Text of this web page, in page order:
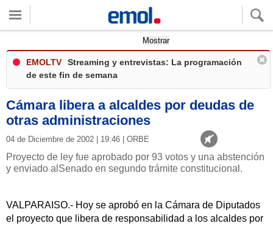
Mostrar
EMOLTV
Streaming y entrevistas: La programación
de este fin de semana
Cámara libera a alcaldes por deudas de
otras administraciones
04 de Diciembre de 2002 | 19:46 | ORBE
Proyecto de ley fue aprobado por 93 votos y una abstención
y enviado alSenado en segundo trámite constitucional.
VALPARAISO.- Hoy se aprobó en la Cámara de Diputados
el proyecto que libera de responsabilidad a los alcaldes por